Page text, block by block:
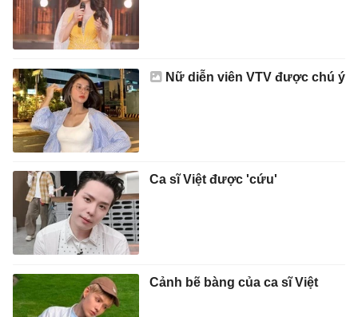
Nữ diễn viên VTV được chú ý
Ca sĩ Việt được 'cứu'
Cảnh bẽ bàng của ca sĩ Việt